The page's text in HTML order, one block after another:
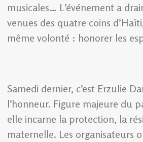
musicales… L’événement a
venues des quatre coins
même volonté : honorer les
Samedi dernier, c’est Erzulie
l’honneur. Figure majeure du
elle incarne la protection, la
maternelle. Les organisateurs